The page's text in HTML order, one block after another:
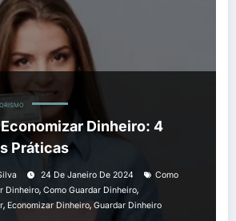
Dinheiro: 4
Práticas
24 De Janeiro De 2024
Como
Dinheiro, Como Guardar Dinheiro,
, Economizar Dinheiro, Guardar Dinheiro